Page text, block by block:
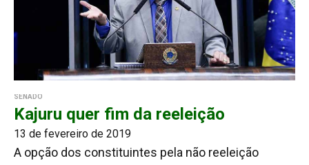
SENADO
Kajuru quer fim da reeleição
13 de fevereiro de 2019
A opção dos constituintes pela não reeleição